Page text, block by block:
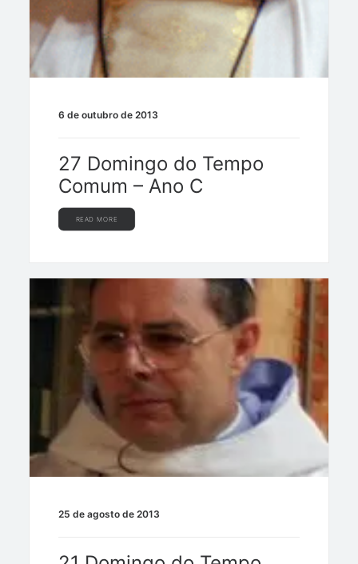
6 de outubro de 2013
27 Domingo do Tempo
Comum – Ano C
READ MORE
25 de agosto de 2013